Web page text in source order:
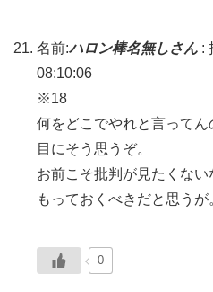
名前:ハロン棒名無しさん :
08:10:06
※18
何をどこでやれと言って
目にそう思うぞ。
お前こそ批判が見たくな
もっておくべきだと思うが
0